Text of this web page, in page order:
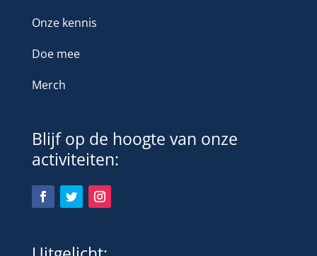
Onze kennis
Doe mee
Merch
Blijf op de hoogte van onze
activiteiten: